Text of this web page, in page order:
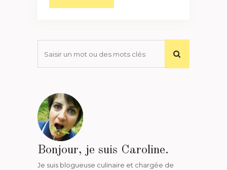
Bonjour, je suis Caroline.
Je suis blogueuse culinaire et chargée de